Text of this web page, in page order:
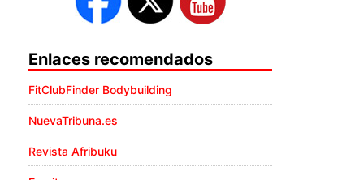
Enlaces recomendados
FitClubFinder Bodybuilding
NuevaTribuna.es
Revista Afribuku